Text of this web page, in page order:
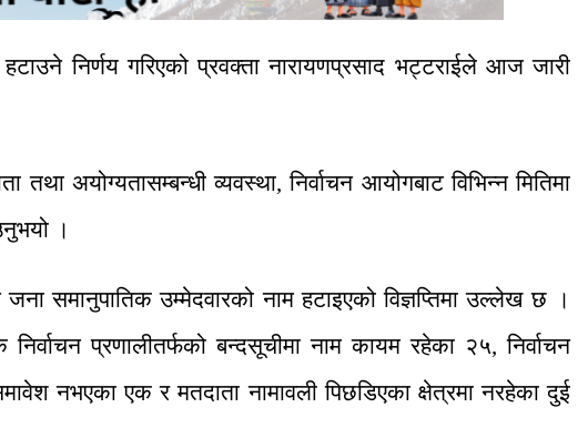
निर्णय गरिएको प्रवक्ता नारायणप्रसाद भट्टराईले आज जारी
अयोग्यतासम्बन्धी व्यवस्था, निर्वाचन आयोगबाट विभिन्न मितिमा
।
समानुपातिक उम्मेदवारको नाम हटाइएको विज्ञप्तिमा उल्लेख छ ।
प्रणालीतर्फको बन्दसूचीमा नाम कायम रहेका २५, निर्वाचन
नभएका एक र मतदाता नामावली पिछडिएका क्षेत्रमा नरहेका दुई